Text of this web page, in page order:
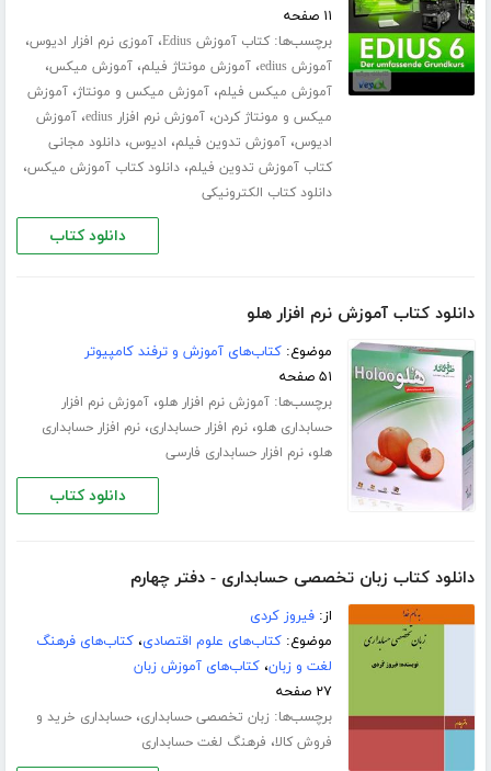
۱۱ صفحه
برچسب‌ها:کتاب آموزش Edius ،آموزی نرم افزار ادیوس،
آموزش edius ،آموزش مونتاژ فیلم،آموزش میکس،
آموزش میکس فیلم،آموزش میکس و مونتاژ،آموزش
میکس و مونتاژ کردن،آموزش نرم افزار edius ،آموزش
ادیوس،آموزش تدوین فیلم، ادیوس،دانلود مجانی
کتاب آموزش تدوین فیلم،دانلود کتاب آموزش میکس،
دانلود کتاب الکترونیکی
دانلود کتاب
دانلود کتاب آموزش نرم افزار هلو
موضوع:کتاب‌های آموزش و ترفند کامپیوتر
۵۱ صفحه
برچسب‌ها:آموزش نرم افزار هلو،آموزش نرم افزار
حسابداری هلو،نرم افزار حسابداری،نرم افزار حسابداری
هلو،نرم افزار حسابداری فارسی
دانلود کتاب
دانلود کتاب زبان تخصصی حسابداری - دفتر چهارم
از:فیروز کردی
موضوع:کتاب‌های علوم اقتصادی،کتاب‌های فرهنگ
لغت و زبان،کتاب‌های آموزش زبان
۲۷ صفحه
برچسب‌ها: زبان تخصصی حسابداری،حسابداری خرید و
فروش کالا، فرهنگ لغت حسابداری